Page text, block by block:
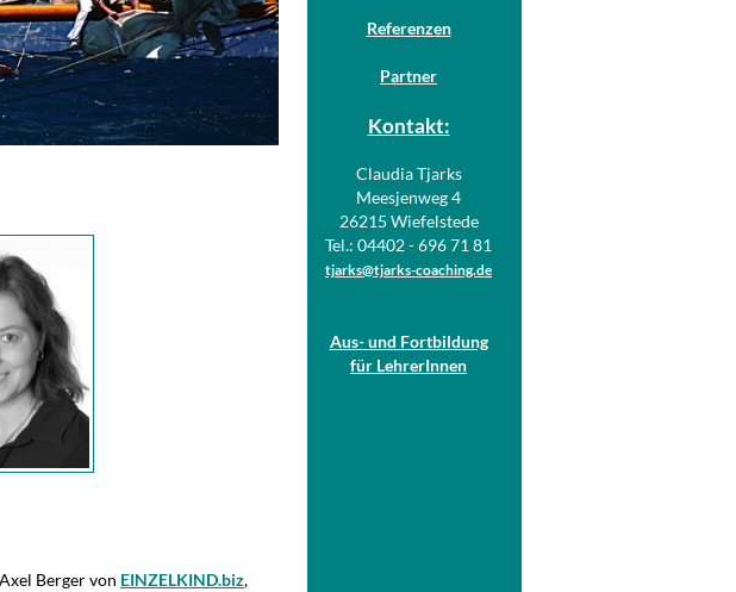
Referenzen
Partner
Kontakt:
Claudia Tjarks
Meesjenweg 4
26215 Wiefelstede
Tel.: 04402 - 696 71 81
tjarks@tjarks-coaching.de
Aus- und Fortbildung
für LehrerInnen
Berger von EINZELKIND.biz,